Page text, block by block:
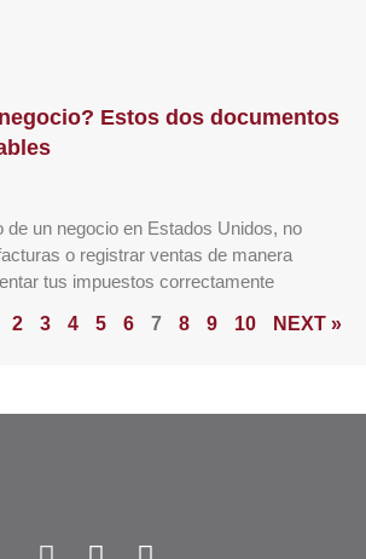
Estos dos documentos
de un negocio en Estados Unidos, no
o registrar ventas de manera
tus impuestos correctamente
2 3 4 5 6 7 8 9 10 NEXT »